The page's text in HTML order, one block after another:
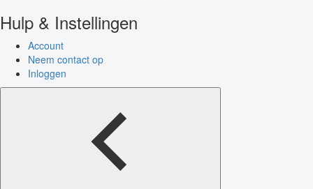
Hulp & Instellingen
Account
Neem contact op
Inloggen